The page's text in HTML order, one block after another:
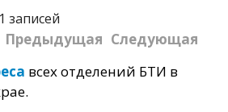
записей
Предыдущая Следующая
всех отделений БТИ в